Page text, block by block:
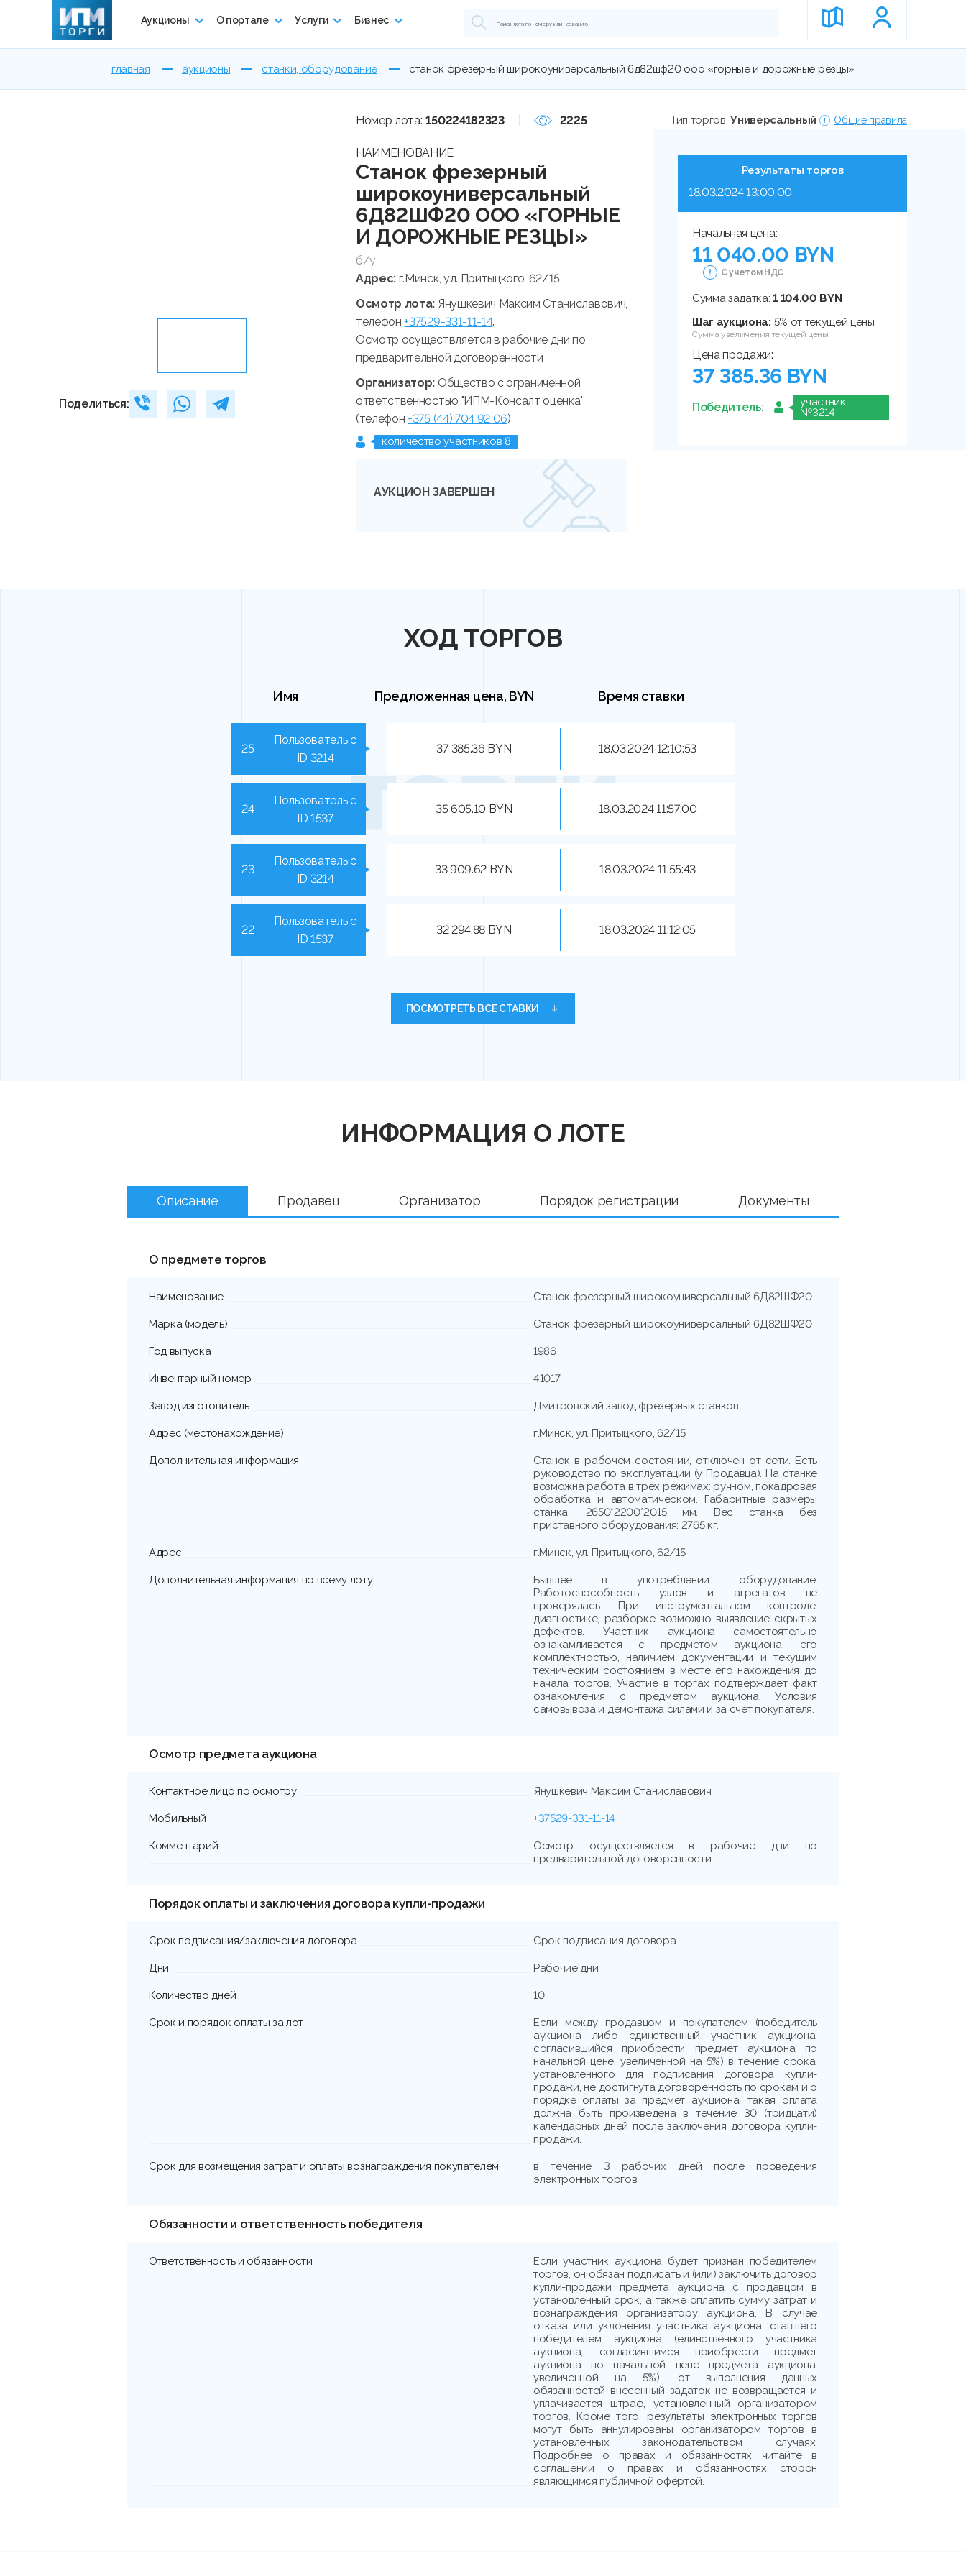
Аукционы О портале Услуги Бизнес
главная аукционы станки, оборудование станок фрезерный широкоуниверсальный 6д82шф20 ооо «горные и дорожные резцы»
Поделиться:
Номер лота: 150224182323 2225
НАИМЕНОВАНИЕ
Станок фрезерный
широкоуниверсальный
6Д82ШФ20 ООО «ГОРНЫЕ
И ДОРОЖНЫЕ РЕЗЦЫ»
б/у
Адрес: г.Минск, ул. Притыцкого, 62/15
Осмотр лота: Янушкевич Максим Станиславович,
телефон+37529-331-11-14.
Осмотр осуществляется в рабочие дни по
предварительной договоренности
Организатор: Общество с ограниченной
ответственностью "ИПМ-Консалт оценка"
(телефон+375 (44) 704 92 06)
количество участников 8
АУКЦИОН ЗАВЕРШЕН
Тип торгов:Универсальный Общие правила
Результаты торгов
18.03.2024 13:00:00
Начальная цена:
11 040.00 BYN
С учетом НДС
Сумма задатка:1 104.00 BYN
Шаг аукциона: 5% от текущей цены
Сумма увеличения текущей цены
Цена продажи:
37 385.36 BYN
Победитель:
участник
№3214
ХОД ТОРГОВ
Имя Предложенная цена, BYN Время ставки
25
Пользователь с
ID 3214
37 385.36 BYN 18.03.2024 12:10:53
24
Пользователь с
ID 1537
35 605.10 BYN 18.03.2024 11:57:00
23
Пользователь с
ID 3214
33 909.62 BYN 18.03.2024 11:55:43
22
Пользователь с
ID 1537
32 294.88 BYN 18.03.2024 11:12:05
ПОСМОТРЕТЬ ВСЕ СТАВКИ
ИНФОРМАЦИЯ О ЛОТЕ
Описание Продавец Организатор Порядок регистрации Документы
О предмете торгов
Наименование Станок фрезерный широкоуниверсальный 6Д82ШФ20
Марка (модель) Станок фрезерный широкоуниверсальный 6Д82ШФ20
Год выпуска 1986
Инвентарный номер 41017
Завод изготовитель Дмитровский завод фрезерных станков
Адрес (местонахождение) г.Минск, ул. Притыцкого, 62/15
Дополнительная информация
Станок в рабочем состоянии, отключен от сети. Есть
руководство по эксплуатации (у Продавца). На станке
возможна работа в трех режимах: ручном, покадровая
обработка и автоматическом. Габаритные размеры
станка: 2650*2200*2015 мм. Вес станка без
приставного оборудования: 2765 кг.
Адрес г.Минск, ул. Притыцкого, 62/15
Дополнительная информация по всему лоту
Бывшее в употреблении оборудование.
Работоспособность узлов и агрегатов не
проверялась. При инструментальном контроле,
диагностике, разборке возможно выявление скрытых
дефектов. Участник аукциона самостоятельно
ознакамливается с предметом аукциона, его
комплектностью, наличием документации и текущим
техническим состоянием в месте его нахождения до
начала торгов. Участие в торгах подтверждает факт
ознакомления с предметом аукциона. Условия
самовывоза и демонтажа силами и за счет покупателя.
Осмотр предмета аукциона
Контактное лицо по осмотру Янушкевич Максим Станиславович
Мобильный +37529-331-11-14
Комментарий
Осмотр осуществляется в рабочие дни по
предварительной договоренности
Порядок оплаты и заключения договора купли-продажи
Срок подписания/заключения договора Срок подписания договора
Дни Рабочие дни
Количество дней 10
Срок и порядок оплаты за лот
Если между продавцом и покупателем (победитель
аукциона либо единственный участник аукциона,
согласившийся приобрести предмет аукциона по
начальной цене, увеличенной на 5%) в течение срока,
установленного для подписания договора купли-
продажи, не достигнута договоренность по срокам и о
порядке оплаты за предмет аукциона, такая оплата
должна быть произведена в течение 30 (тридцати)
календарных дней после заключения договора купли-
продажи.
Срок для возмещения затрат и оплаты вознаграждения покупателем
в течение 3 рабочих дней после проведения
электронных торгов
Обязанности и ответственность победителя
Ответственность и обязанности
Если участник аукциона будет признан победителем
торгов, он обязан подписать и (или) заключить договор
купли-продажи предмета аукциона с продавцом в
установленный срок, а также оплатить сумму затрат и
вознаграждения организатору аукциона. В случае
отказа или уклонения участника аукциона, ставшего
победителем аукциона (единственного участника
аукциона, согласившимся приобрести предмет
аукциона по начальной цене предмета аукциона,
увеличенной на 5%), от выполнения данных
обязанностей внесенный задаток не возвращается и
уплачивается штраф, установленный организатором
торгов. Кроме того, результаты электронных торгов
могут быть аннулированы организатором торгов в
установленных законодательством случаях.
Подробнее о правах и обязанностях читайте в
соглашении о правах и обязанностях сторон
являющимся публичной офертой.